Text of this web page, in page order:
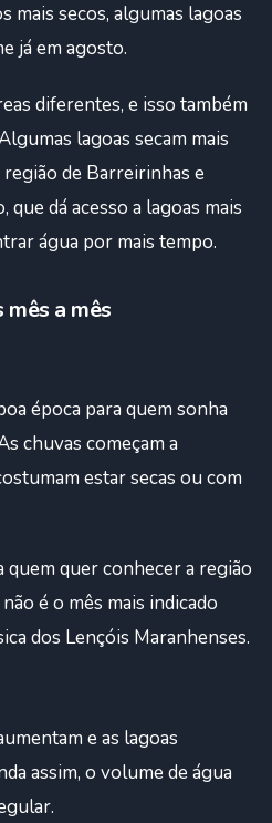
mais secos, algumas lagoas
já em agosto.
diferentes, e isso também
lagoas secam mais
de Barreirinhas e
que dá acesso a lagoas mais
água por mais tempo.
mês a mês
época para quem sonha
chuvas começam a
estar secas ou com
quem quer conhecer a região
é o mês mais indicado
dos Lençóis Maranhenses.
e as lagoas
assim, o volume de água